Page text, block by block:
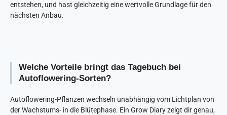
entstehen, und hast gleichzeitig eine wertvolle Grundlage für den
nächsten Anbau.
Welche Vorteile bringt das Tagebuch bei
Autoflowering-Sorten?
Autoflowering-Pflanzen wechseln unabhängig vom Lichtplan von
der Wachstums- in die Blütephase. Ein Grow Diary zeigt dir genau,